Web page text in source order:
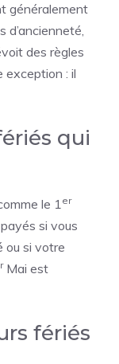
généralement
d’ancienneté,
des règles
: il
qui
le 1er
si vous
ou si votre
Mai est
fériés